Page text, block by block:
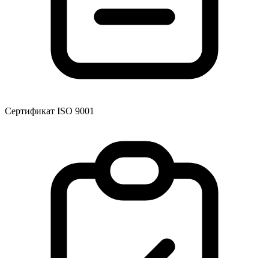
Сертификат ISO 9001